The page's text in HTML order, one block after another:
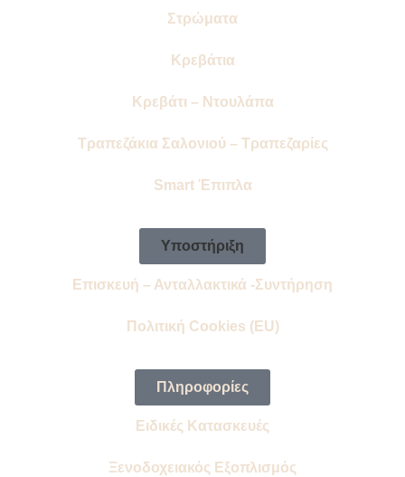
Στρώματα
Κρεβάτια
Κρεβάτι – Ντουλάπα
Τραπεζάκια Σαλονιού – Τραπεζαρίες
Smart Έπιπλα
Υποστήριξη
Επισκευή – Ανταλλακτικά -Συντήρηση
Πολιτική Cookies (EU)
Πληροφορίες
Ειδικές Κατασκευές
Ξενοδοχειακός Εξοπλισμός